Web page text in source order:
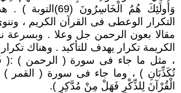
وَأُولَئِكَ هُمُ الْخَاسِرُونَ
التكرار الوعطى فى القرآن الكريم ،
مقالا بعون الرحمن جل وعلا . وبسرعة
الكريمة تكرار يهدف للتأكيد . وهناك
، مثل ما جاء فى سورة ( الرحمن ) :(
تُكَذِّبَانِ ) ، وما جاء فى سورة ( القمر )
الْقُرْآنَ لِلذِّكْرِ فَهَلْ مِنْ مُدَّكِرٍ ).